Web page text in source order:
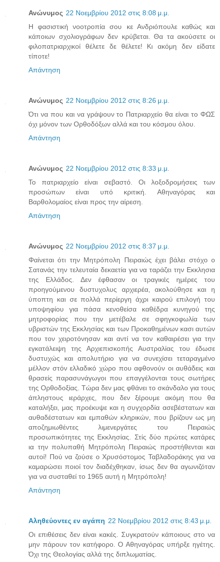
Ανώνυμος 22 Νοεμβρίου 2012 στις 8:08 μ.μ.
Η φασιστική νοοτροπία σου κε Ανδριόπουλε καθώς και
κάποιων σχολιογράφων δεν κρύβεται. Θα τα ακούσετε οι
φιλοπατριαρχικοί θέλετε δε θέλετε! Κι ακόμη δεν είδατε
τίποτε!
Απάντηση
Ανώνυμος 22 Νοεμβρίου 2012 στις 8:26 μ.μ.
Ότι να που και να γράψουν το Πατριαρχείο θα είναι το ΦΩΣ
όχι μόνον των Ορθοδόξων αλλά και του κόσμου όλου.
Απάντηση
Ανώνυμος 22 Νοεμβρίου 2012 στις 8:33 μ.μ.
Το πατριαρχείο είναι σεβαστό. Οι λοξοδρομήσεις των
προσώπων είναι υπό κριτική. Αθηναγόρας και
Βαρθολομαίος είναι προς την αίρεση.
Απάντηση
Ανώνυμος 22 Νοεμβρίου 2012 στις 8:37 μ.μ.
Φαίνεται ότι την Μητρόπολη Πειραιώς έχει βάλει στόχο ο
Σατανάς την τελευταία δεκαετία για να ταράζει την Εκκλησια
της Ελλάδος. Δεν έφθασαν οι τραγικές ημέρες του
προηγούμενου δυστυχολυς αρχιερέα, ακολούθησε και η
ύποπτη και σε πολλά περίεργη άχρι καιρού επιλογή του
υποψηφίου για πάσα κενοθείσα καθέδρα κυνηγού της
μητροφορίας που την μετέβαλε σε σφηγκοφωλία των
υβριστών της Εκκλησίας και των Προκαθημένων κασι αυτών
που τον χειροτόνησαν και αντί να τον καθαιρέσει για την
εγκατάλειψη της Αρχιεπισκοπής Αυστραλίας του έδωσε
δυστυχώς και απολυτήριο για να συνεχίσει τεταραγμένο
μέλλον στόν ελλαδικό χώρο που αφθονούν οι αυθάδεις και
θρασείς παρασυνάγωγοι που επαγγέλονται τους σωτήρες
της Ορθοδοξίας. Τώρα δεν μας φθάνει το σκάνδαλο για τους
άπληστους ιεράρχες, που δεν ξέρουμε ακόμη που θα
καταλήξει, μας προέκυψε και η συγχορδία ασεβέστατων και
αυθαδέστατων και εμπαθών κληρικών, που βρίζουν ως μη
αποζημιωθέντες λιμενεργάτες του Πειραιώς
προσωπικότητες της Εκκλησίας. Στίς δύο πρώτες κατάρες
ια την πολυπαθή Μητρόπολη Πειραιώς προστήθενται και
αυτοί! Πού να ζούσε ο Χρυσόστομος Ταβλαδοράκης για να
καμαρώσει ποιοί τον διαδέχθηκαν, ίσως δεν θα αγωνιζόταν
για να συσταθεί το 1965 αυτή η Μητρόπολη!
Απάντηση
Αληθεύοντες εν αγάπη 22 Νοεμβρίου 2012 στις 8:43 μ.μ.
Οι επιθέσεις δεν είναι κακές. Συγκρατούν κάποιους στο να
μην πάρουν τον κατήφορο. Ο Αθηναγόρας υπήρξε ηγέτης.
Όχι της Θεολογίας αλλά της διπλωματίας.